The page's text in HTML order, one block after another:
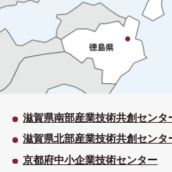
滋賀県南部産業技術共創センタ
滋賀県北部産業技術共創センタ
京都府中小企業技術センター